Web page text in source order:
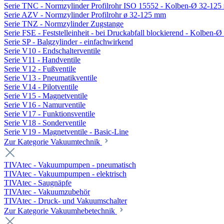
Serie TNC - Normzylinder Profilrohr ISO 15552 - Kolben-Ø 32-125
Serie AZV - Normzylinder Profilrohr ø 32-125 mm
Serie TNZ - Normzylinder Zugstange
Serie FSE - Feststelleinheit - bei Druckabfall blockierend - Kolben-Ø
Serie SP - Balgzylinder - einfachwirkend
Serie V10 - Endschalterventile
Serie V11 - Handventile
Serie V12 - Fußventile
Serie V13 - Pneumatikventile
Serie V14 - Pilotventile
Serie V15 - Magnetventile
Serie V16 - Namurventile
Serie V17 - Funktionsventile
Serie V18 - Sonderventile
Serie V19 - Magnetventile - Basic-Line
Zur Kategorie Vakuumtechnik
TIVAtec - Vakuumpumpen - pneumatisch
TIVAtec - Vakuumpumpen - elektrisch
TIVAtec - Saugnäpfe
TIVAtec - Vakuumzubehör
TIVAtec - Druck- und Vakuumschalter
Zur Kategorie Vakuumhebetechnik